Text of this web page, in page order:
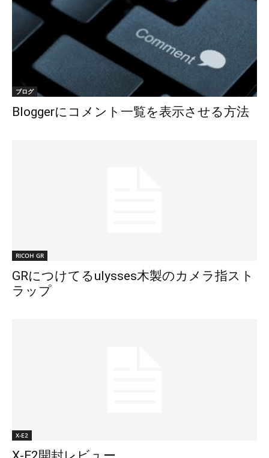
ブログ
Bloggerにコメント一覧を表示させる方法
RICOH GR
GRにつけてるulysses木製のカメラ指スト
ラップ
X-E2